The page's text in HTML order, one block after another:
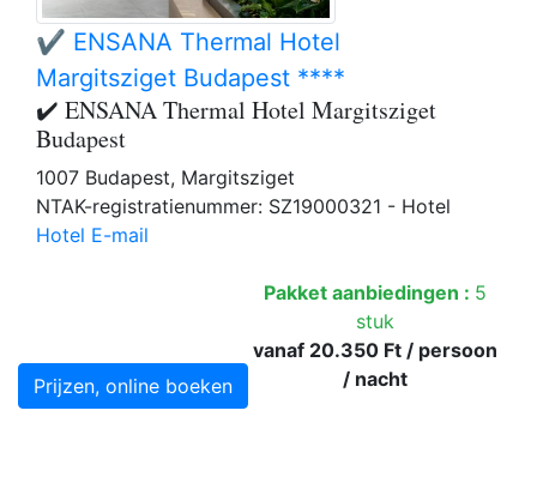
✔️ ENSANA Thermal Hotel
Margitsziget Budapest ****
✔️ ENSANA Thermal Hotel Margitsziget
Budapest
1007 Budapest, Margitsziget
NTAK-registratienummer: SZ19000321 - Hotel
Hotel E-mail
Prijzen, online boeken
Pakket aanbiedingen : 5
stuk
vanaf 20.350 Ft / persoon
/ nacht